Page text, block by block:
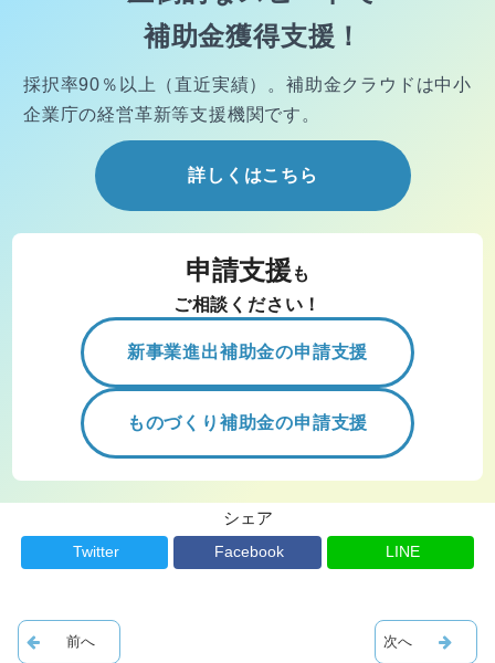
補助金獲得支援！
採択率90％以上（直近実績）。 補助金クラウドは中小
企業庁の経営革新等支援機関です。
詳しくはこちら
申請支援 も
ご相談ください！
新事業進出補助金の申請支援
ものづくり補助金の申請支援
シェア
Twitter Facebook LINE